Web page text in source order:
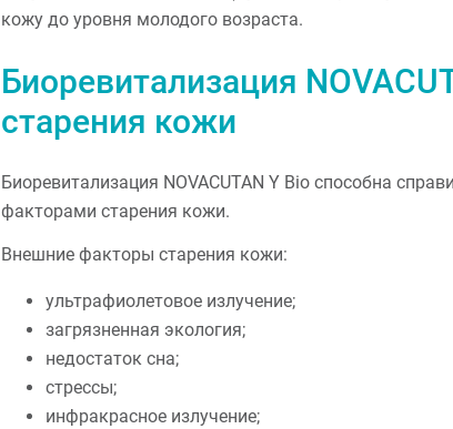
кожу до уровня молодого возраста.
Биоревитализация
старения кожи
Биоревитализация NOVACUTAN Y Bio способна
факторами старения кожи.
Внешние факторы старения кожи:
ультрафиолетовое излучение;
загрязненная экология;
недостаток сна;
стрессы;
инфракрасное излучение;